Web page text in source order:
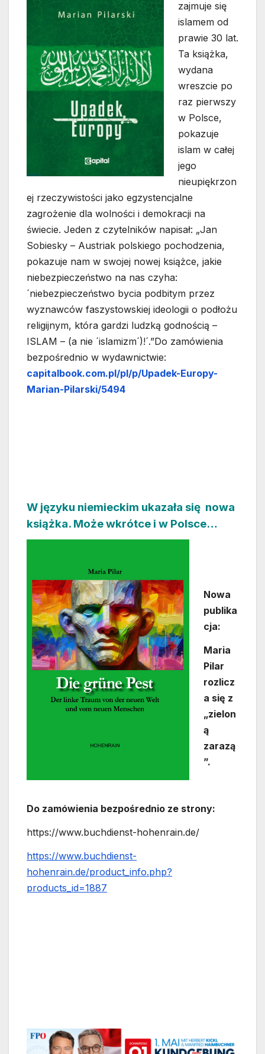
zajmuje się
islamem od
prawie 30 lat.
Ta książka,
wydana
wreszcie po
raz pierwszy
w Polsce,
pokazuje
islam w całej
jego
nieupiękrzon
ej rzeczywistości jako egzystencjalne
zagrożenie dla wolności i demokracji na
świecie. Jeden z czytelników napisał: „Jan
Sobiesky – Austriak polskiego pochodzenia,
pokazuje nam w swojej nowej książce, jakie
niebezpieczeństwo na nas czyha:
´niebezpieczeństwo bycia podbitym przez
wyznawców faszystowskiej ideologii o podłożu
religijnym, która gardzi ludzką godnością –
ISLAM – (a nie ´islamizm´)!´.”Do zamówienia
bezpośrednio w wydawnictwie:
capitalbook.com.pl/pl/p/Upadek-Europy-
Marian-Pilarski/5494
W języku niemieckim ukazała się nowa
książka. Może wkrótce i w Polsce…
Nowa
publika
cja:
Maria
Pilar
rozlicz
a się z
„zielon
ą
zarazą
”.
Do zamówienia bezpośrednio ze strony:
https://www.buchdienst-hohenrain.de/
https://www.buchdienst-
hohenrain.de/product_info.php?
products_id=1887